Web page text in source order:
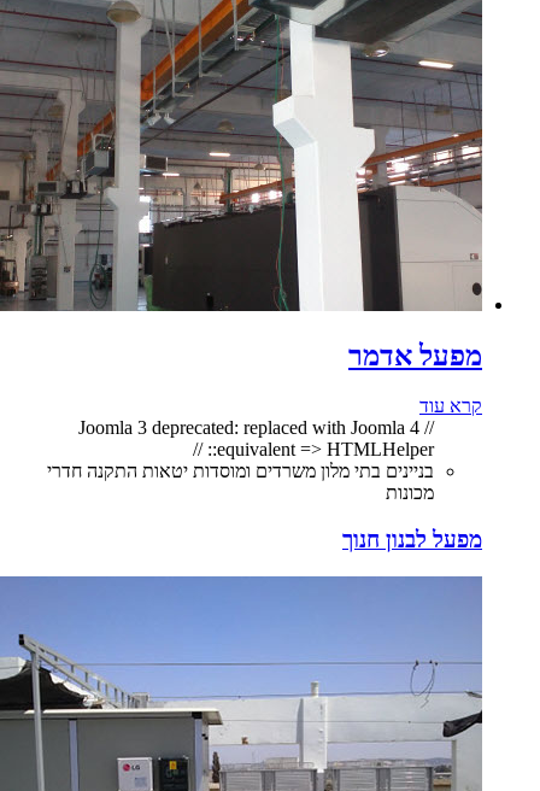
מפעל אדמר
קרא עוד
// Joomla 3 deprecated: replaced with Joomla 4
equivalent => HTMLHelper:: //
בניינים בתי מלון משרדים ומוסדות יטאות התקנה חדרי
מכונות
מפעל לבנון חנוך